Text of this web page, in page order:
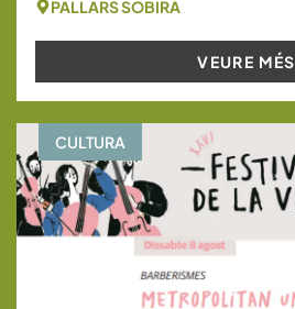
PALLARS SOBIRÀ
VEURE MÉS
CULTURA